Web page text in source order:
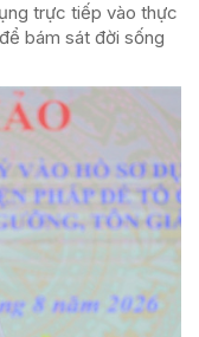
trực tiếp vào thực
bám sát đời sống